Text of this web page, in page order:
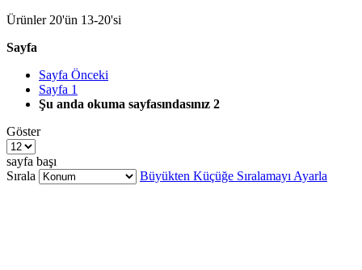
Ürünler 20'ün 13-20'si
Sayfa
Sayfa Önceki
Sayfa 1
Şu anda okuma sayfasındasınız 2
Göster
sayfa başı
Sırala
Büyükten Küçüğe Sıralamayı Ayarla